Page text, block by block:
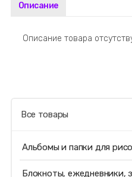
Описание
Описание товара
Все товары
Альбомы и папки для
Блокноты, ежедневники,